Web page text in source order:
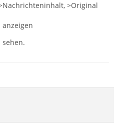
>Original
sehen.